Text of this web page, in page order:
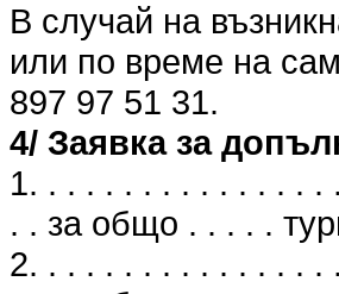
В случай на
или по време на
897 97 51 31.
4/ Заявка за
1. . . . . . . . . . . . . . .
. . за общо . . . . .
2. . . . . . . . . . . . . . . .